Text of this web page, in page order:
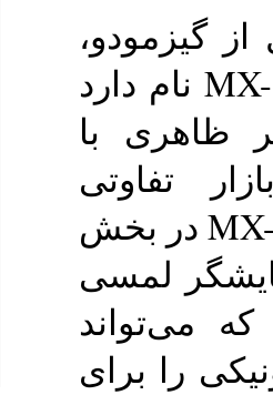
گیزمودو،
این دستگاه کنترلی MX-5000 نام دارد
ظاهری با
تفاوتی
نمی‌کند. اما سازنده MX-5000 در بخش
لمسی
می‌تواند
را برای